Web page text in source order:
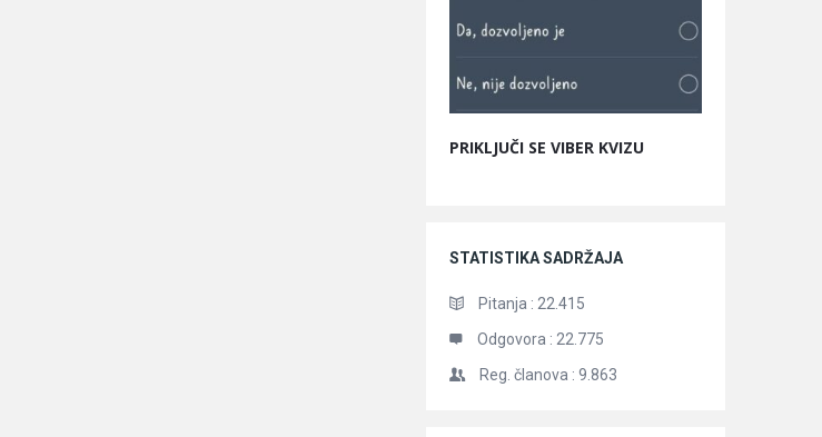
PRIKLJUČI SE VIBER KVIZU
STATISTIKA SADRŽAJA
Pitanja : 22.415
Odgovora : 22.775
Reg. članova : 9.863